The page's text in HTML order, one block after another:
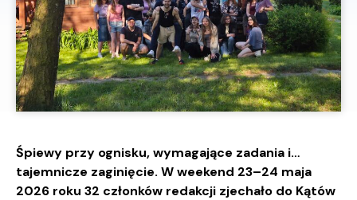
Śpiewy przy ognisku, wymagające zadania i…
tajemnicze zaginięcie. W weekend 23–24 maja
2026 roku 32 członków redakcji zjechało do Kątów